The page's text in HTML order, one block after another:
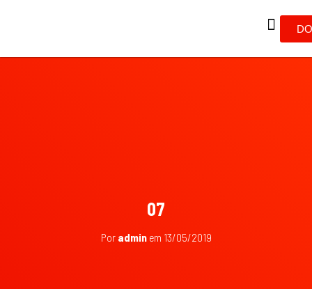
07
Por adminem 13/05/2019